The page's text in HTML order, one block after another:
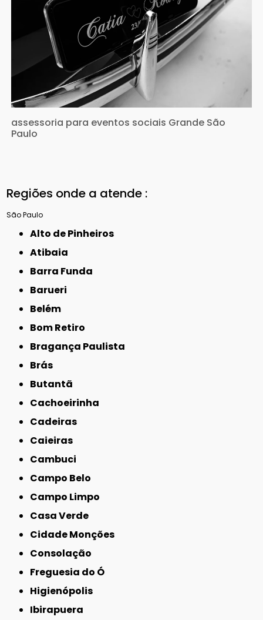
assessoria para eventos sociais Grande São
Paulo
Regiões onde a atende :
São Paulo
Alto de Pinheiros
Atibaia
Barra Funda
Barueri
Belém
Bom Retiro
Bragança Paulista
Brás
Butantã
Cachoeirinha
Cadeiras
Caieiras
Cambuci
Campo Belo
Campo Limpo
Casa Verde
Cidade Monções
Consolação
Freguesia do Ó
Higienópolis
Ibirapuera